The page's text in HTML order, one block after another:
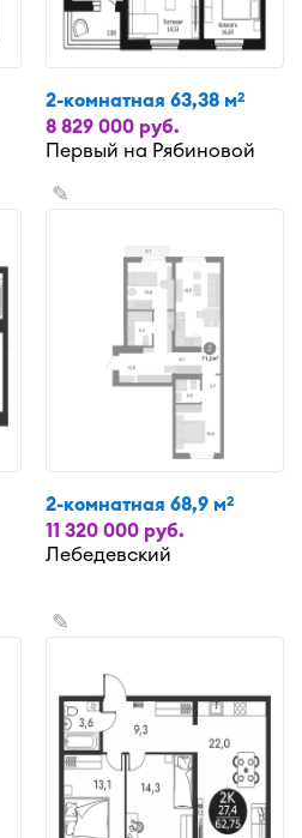
2-комнатная 63,38 м2
8 829 000 руб.
Первый на Рябиновой
✎
2-комнатная 68,9 м2
11 320 000 руб.
Лебедевский
✎